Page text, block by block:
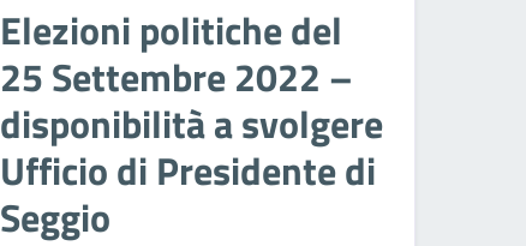
Elezioni politiche del
25 Settembre 2022 –
disponibilità a svolgere
Ufficio di Presidente di
Seggio